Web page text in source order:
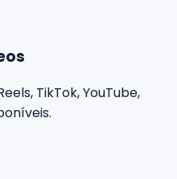
TikTok, YouTube,